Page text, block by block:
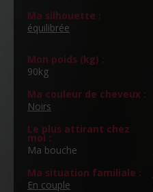
Ma silhouette :
équilibrée
Mon poids (kg) :
90kg
Ma couleur de cheveux :
Noirs
Le plus attirant chez
moi :
Ma bouche
Ma situation familiale :
En couple